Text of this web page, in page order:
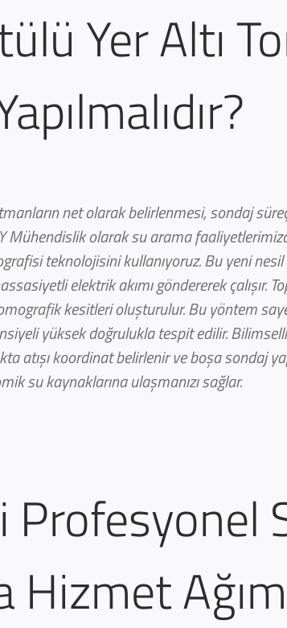
Yer Altı
net olarak belirlenmesi, sondaj
Mühendislik olarak su arama
teknolojisini kullanıyoruz. Bu yeni
elektrik akımı göndererek çalışır.
kesitleri oluşturulur. Bu yöntem
yüksek doğrulukla tespit edilir.
atışı koordinat belirlenir ve boşa sondaj
su kaynaklarına ulaşmanızı sağlar.
Profesyonel